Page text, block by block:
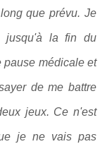
que prévu. Je
jusqu'à la fin du
pause médicale et
de me battre
jeux. Ce n'est
je ne vais pas